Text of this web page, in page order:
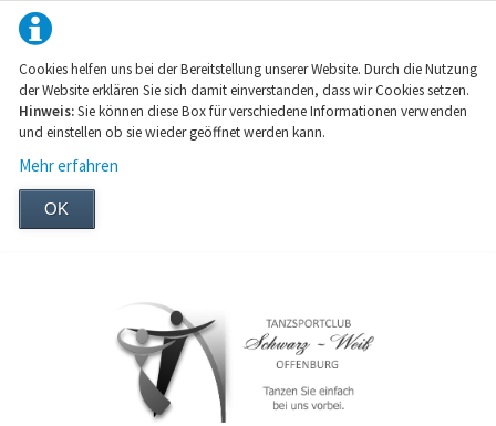
Cookies helfen uns bei der Bereitstellung unserer Website. Durch die Nutzung
der Website erklären Sie sich damit einverstanden, dass wir Cookies setzen.
Hinweis:Sie können diese Box für verschiedene Informationen verwenden
und einstellen ob sie wieder geöffnet werden kann.
Mehr erfahren
OK